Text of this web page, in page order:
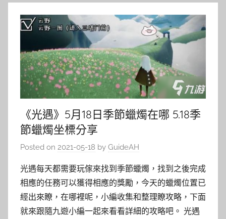
《光遇》5月18日季節蠟燭在哪 5.18季
節蠟燭坐標分享
Posted on 2021-05-18 by GuideAH
光遇每天都需要玩傢來找到季節蠟燭，找到之後完成
相應的任務可以獲得相應的獎勵，今天的蠟燭位置已
經出來瞭，在哪裡呢，小編收集和整理瞭攻略，下面
就來跟隨九遊小編一起來看看詳細的攻略吧。 光遇